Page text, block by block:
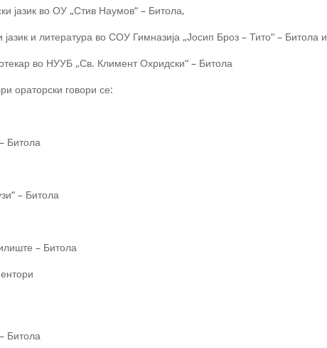
јазик во ОУ „Стив Наумов“ – Битола,
и литература во СОУ Гимназија „Јосип Броз – Тито“ – Битола и
во НУУБ „Св. Климент Охридски“ – Битола
ораторски говори се:
Битола
– Битола
– Битола
Битола